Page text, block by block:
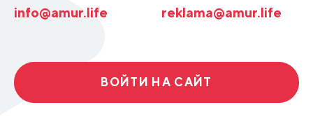
info@amur.life reklama@amur.life
ВОЙТИ НА САЙТ